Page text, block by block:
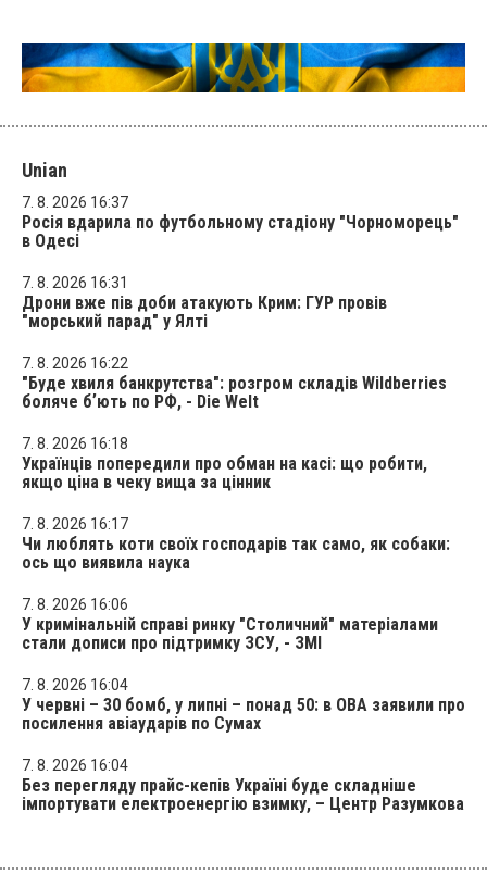
Unian
7. 8. 2026 16:37
Росія вдарила по футбольному стадіону "Чорноморець"
в Одесі
7. 8. 2026 16:31
Дрони вже пів доби атакують Крим: ГУР провів
"морський парад" у Ялті
7. 8. 2026 16:22
"Буде хвиля банкрутства": розгром складів Wildberries
боляче бʼють по РФ, - Die Welt
7. 8. 2026 16:18
Українців попередили про обман на касі: що робити,
якщо ціна в чеку вища за цінник
7. 8. 2026 16:17
Чи люблять коти своїх господарів так само, як собаки:
ось що виявила наука
7. 8. 2026 16:06
У кримінальній справі ринку "Столичний" матеріалами
стали дописи про підтримку ЗСУ, - ЗМІ
7. 8. 2026 16:04
У червні – 30 бомб, у липні – понад 50: в ОВА заявили про
посилення авіаударів по Сумах
7. 8. 2026 16:04
Без перегляду прайс-кепів Україні буде складніше
імпортувати електроенергію взимку, – Центр Разумкова